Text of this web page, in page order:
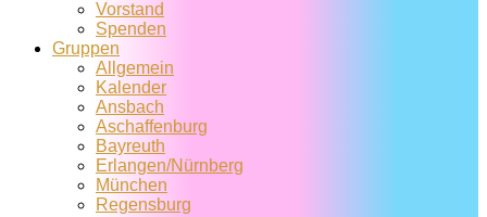
Vorstand
Spenden
Gruppen
Allgemein
Kalender
Ansbach
Aschaffenburg
Bayreuth
Erlangen/Nürnberg
München
Regensburg